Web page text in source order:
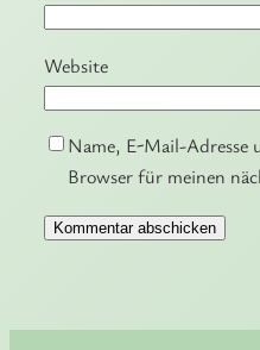
Website
Name, E-Mail-Adresse
Browser für meinen